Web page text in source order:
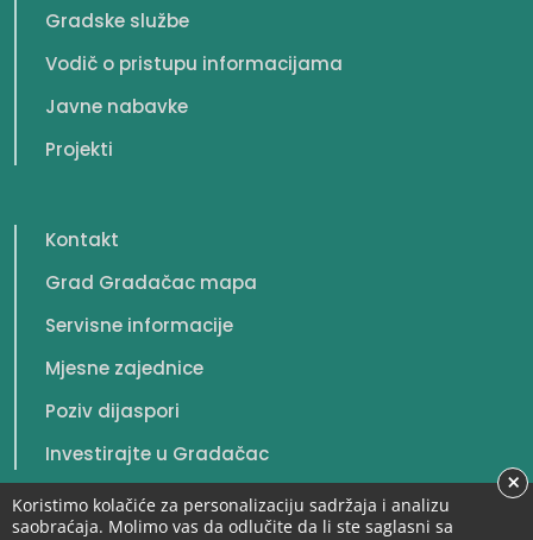
Gradske službe
Vodič o pristupu informacijama
Javne nabavke
Projekti
Kontakt
Grad Gradačac mapa
Servisne informacije
Mjesne zajednice
Poziv dijaspori
Investirajte u Gradačac
Koristimo kolačiće za personalizaciju sadržaja i analizu
saobraćaja. Molimo vas da odlučite da li ste saglasni sa
×